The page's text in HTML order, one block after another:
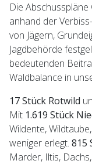
Die
anhand der
von Jägern,
Jagdbehörde
bedeutenden
Waldbalance in
17 Stück Rotwild
Mit 1.619 Stück
Wildente,
weniger erlegt. 815
Marder, Iltis,